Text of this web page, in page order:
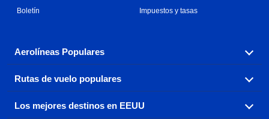
Boletín Impuestos y tasas
Aerolíneas Populares
Explora nuestras opciones de tarifas aéreas baratas por
aerolínea, con más de 500 opciones para elegir.
Aeromexico
Rutas de vuelo populares
Reserva una de nuestras rutas de vuelo más populares
Los mejores destinos en EEUU